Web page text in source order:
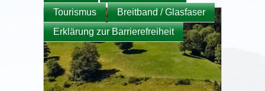
Tourismus
Breitband / Glasfaser
Erklärung zur Barrierefreiheit